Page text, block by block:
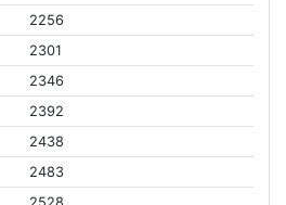
2256
2301
2346
2392
2438
2483